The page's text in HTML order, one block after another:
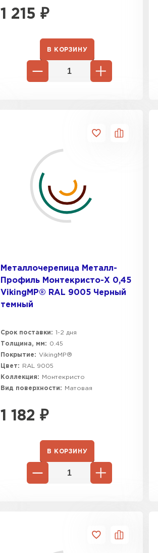
1 215 ₽
В КОРЗИНУ
Металлочерепица Металл-
Профиль Монтекристо-X 0,45
VikingMP® RAL 9005 Черный
темный
Срок поставки: 1-2 дня
Толщина, мм:
0.45
Покрытие: VikingMP®
Цвет:
RAL 9005
Коллекция:
Монтекристо
Вид поверхности:
Матовая
1 182 ₽
В КОРЗИНУ